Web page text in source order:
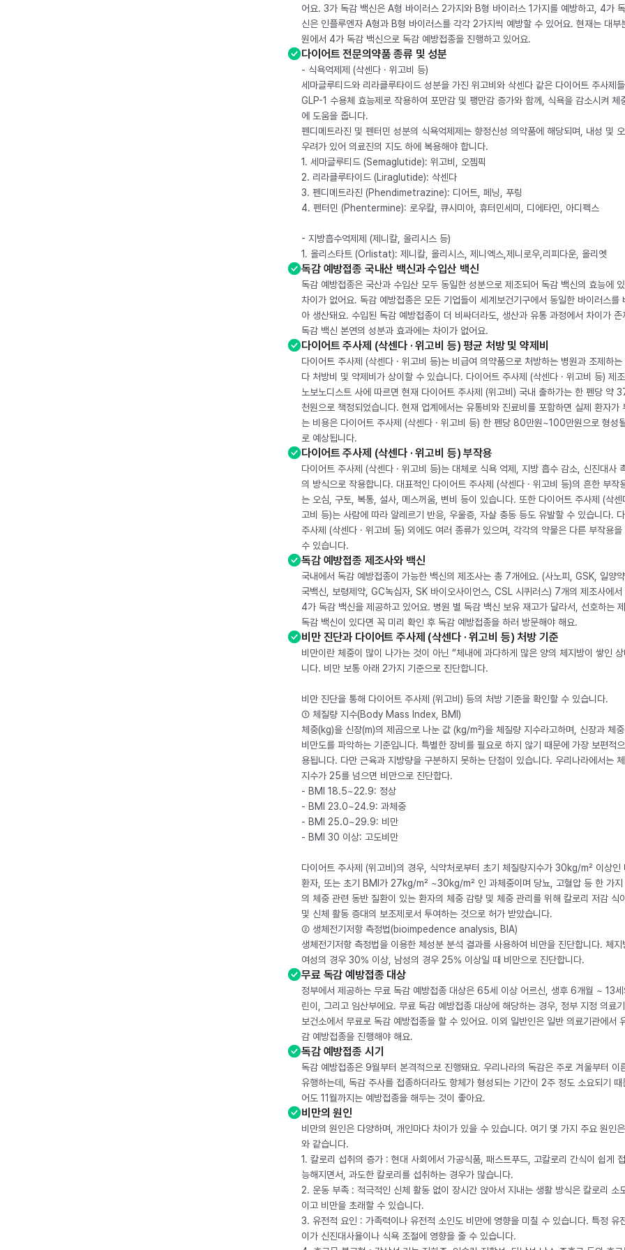
어요. 3가 독감 백신은 A형 바이러스 2가지와 B형 바이러스 1가지를 예방하고, 4가
신은 인플루엔자 A형과 B형 바이러스를 각각 2가지씩 예방할 수 있어요. 현재는 대부
원에서 4가 독감 백신으로 독감 예방접종을 진행하고 있어요.
다이어트 전문의약품 종류 및 성분
- 식욕억제제 (삭센다 · 위고비 등)
세마글루티드와 리라클루타이드 성분을 가진 위고비와 삭센다 같은 다이어트 주사제
GLP-1 수용체 효능제로 작용하여 포만감 및 팽만감 증가와 함께, 식욕을 감소시켜 체
에 도움을 줍니다.
펜디메트라진 및 펜터민 성분의 식욕억제제는 향정신성 의약품에 해당되며, 내성 및
우려가 있어 의료진의 지도 하에 복용해야 합니다.
1. 세마글루티드 (Semaglutide): 위고비, 오젬픽
2. 리라클루타이드 (Liraglutide): 삭센다
3. 펜디메트라진 (Phendimetrazine): 디어트, 페닝, 푸링
4. 펜터민 (Phentermine): 로우칼, 큐시미아, 휴터민세미, 디에타민, 아디펙스
- 지방흡수억제제 (제니칼, 올리시스 등)
1. 올리스타트 (Orlistat): 제니칼, 올리시스, 제니엑스,제니로우,리피다운, 올리엣
독감 예방접종 국내산 백신과 수입산 백신
독감 예방접종은 국산과 수입산 모두 동일한 성분으로 제조되어 독감 백신의 효능에
차이가 없어요. 독감 예방접종은 모든 기업들이 세계보건기구에서 동일한 바이러스를
아 생산돼요. 수입된 독감 예방접종이 더 비싸더라도, 생산과 유통 과정에서 차이가 존
독감 백신 본연의 성분과 효과에는 차이가 없어요.
다이어트 주사제 (삭센다 · 위고비 등) 평균 처방 및 약제비
다이어트 주사제 (삭센다 · 위고비 등)는 비급여 의약품으로 처방하는 병원과 조제하는
다 처방비 및 약제비가 상이할 수 있습니다. 다이어트 주사제 (삭센다 · 위고비 등) 제
노보노디스트 사에 따르면 현재 다이어트 주사제 (위고비) 국내 출하가는 한 펜당 약
천원으로 책정되었습니다. 현재 업계에서는 유통비와 진료비를 포함하면 실제 환자가
는 비용은 다이어트 주사제 (삭센다 · 위고비 등) 한 펜당 80만원~100만원으로 형성
로 예상됩니다.
다이어트 주사제 (삭센다 · 위고비 등) 부작용
다이어트 주사제 (삭센다 · 위고비 등)는 대체로 식욕 억제, 지방 흡수 감소, 신진대사
의 방식으로 작용합니다. 대표적인 다이어트 주사제 (삭센다 · 위고비 등)의 흔한 부작
는 오심, 구토, 복통, 설사, 메스꺼움, 변비 등이 있습니다. 또한 다이어트 주사제 (삭센
고비 등)는 사람에 따라 알레르기 반응, 우울증, 자살 충동 등도 유발할 수 있습니다.
주사제 (삭센다 · 위고비 등) 외에도 여러 종류가 있으며, 각각의 약물은 다른 부작용을
수 있습니다.
독감 예방접종 제조사와 백신
국내에서 독감 예방접종이 가능한 백신의 제조사는 총 7개에요. (사노피, GSK, 일양
국백신, 보령제약, GC녹십자, SK 바이오사이언스, CSL 시퀴러스) 7개의 제조사에서
4가 독감 백신을 제공하고 있어요. 병원 별 독감 백신 보유 재고가 달라서, 선호하는
독감 백신이 있다면 꼭 미리 확인 후 독감 예방접종을 하러 방문해야 해요.
비만 진단과 다이어트 주사제 (삭센다 · 위고비 등) 처방 기준
비만이란 체중이 많이 나가는 것이 아닌 “체내에 과다하게 많은 양의 체지방이 쌓인
니다. 비만 보통 아래 2가지 기준으로 진단합니다.
비만 진단을 통해 다이어트 주사제 (위고비) 등의 처방 기준을 확인할 수 있습니다.
① 체질량 지수(Body Mass Index, BMI)
체중(kg)을 신장(m)의 제곱으로 나눈 값 (kg/m²)을 체질량 지수라고하며, 신장과 체
비만도를 파악하는 기준입니다. 특별한 장비를 필요로 하지 않기 때문에 가장 보편적
용됩니다. 다만 근육과 지방량을 구분하지 못하는 단점이 있습니다. 우리나라에서는
지수가 25를 넘으면 비만으로 진단합다.
- BMI 18.5~22.9: 정상
- BMI 23.0~24.9: 과체중
- BMI 25.0~29.9: 비만
- BMI 30 이상: 고도비만
다이어트 주사제 (위고비)의 경우, 식약처로부터 초기 체질량지수가 30kg/m² 이상인
환자, 또는 초기 BMI가 27kg/m² ~30kg/m² 인 과체중이며 당뇨, 고혈압 등 한 가지
의 체중 관련 동반 질환이 있는 환자의 체중 감량 및 체중 관리를 위해 칼로리 저감 식
및 신체 활동 증대의 보조제로서 투여하는 것으로 허가 받았습니다.
② 생체전기저항 측정법(bioimpedence analysis, BIA)
생체전기저항 측정법을 이용한 체성분 분석 결과를 사용하여 비만을 진단합니다. 체지
여성의 경우 30% 이상, 남성의 경우 25% 이상일 때 비만으로 진단합니다.
무료 독감 예방접종 대상
정부에서 제공하는 무료 독감 예방접종 대상은 65세 이상 어르신, 생후 6개월 ~ 13
린이, 그리고 임산부에요. 무료 독감 예방접종 대상에 해당하는 경우, 정부 지정 의료
보건소에서 무료로 독감 예방접종을 할 수 있어요. 이외 일반인은 일반 의료기관에서
감 예방접종을 진행해야 해요.
독감 예방접종 시기
독감 예방접종은 9월부터 본격적으로 진행돼요. 우리나라의 독감은 주로 겨울부터 이
유행하는데, 독감 주사를 접종하더라도 항체가 형성되는 기간이 2주 정도 소요되기 때
어도 11월까지는 예방접종을 해두는 것이 좋아요.
비만의 원인
비만의 원인은 다양하며, 개인마다 차이가 있을 수 있습니다. 여기 몇 가지 주요 원인
와 같습니다.
1. 칼로리 섭취의 증가 : 현대 사회에서 가공식품, 패스트푸드, 고칼로리 간식이 쉽게
능해지면서, 과도한 칼로리를 섭취하는 경우가 많습니다.
2. 운동 부족 : 적극적인 신체 활동 없이 장시간 앉아서 지내는 생활 방식은 칼로리 소
이고 비만을 초래할 수 있습니다.
3. 유전적 요인 : 가족력이나 유전적 소인도 비만에 영향을 미칠 수 있습니다. 특정 유
이가 신진대사율이나 식욕 조절에 영향을 줄 수 있습니다.